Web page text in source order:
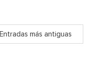
Entradas más antiguas